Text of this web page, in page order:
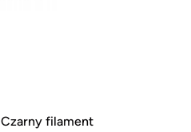
Czarny filament